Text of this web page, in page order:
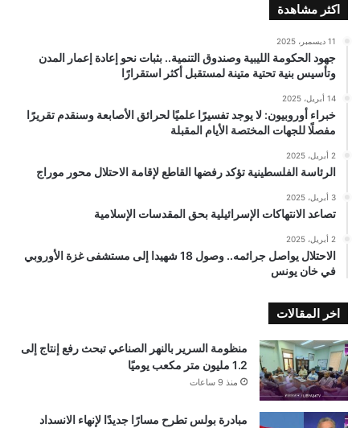
اكثر مشاهدة
11 ديسمبر، 2025
جهود الحكومة الليبية وصندوق التنمية.. بثبات نحو إعادة إعمار المدن
وتأسيس بنية تحتية متينة لمستقبل أكثر استقرارًا
14 أبريل، 2025
خبراء أوروبيون: لا يوجد تفسيرًا علميًا لحرائق الأصابعة وسنقدم تقريرًا
مفصلًا للجهات المختصة الأيام المقبلة
2 أبريل، 2025
الرئاسة الفلسطينية تؤكد رفضها القاطع لإقامة الاحتلال محور موراج
3 أبريل، 2025
تصاعد الانتهاكات الإسرائيلية بحق المقدسات الإسلامية
2 أبريل، 2025
الاحتلال يواصل جرائمه.. وصول 18 شهيدا إلى مستشفى غزة الأوروبي
في خان يونس
اخر المقالات
منظومة السرير بالنهر الصناعي تبحث رفع إنتاج إلى
1.2 مليون متر مكعب يوميًا
منذ 9 ساعات
مبادرة بولس تطرح مسارًا جديدًا لإنهاء الانسداد